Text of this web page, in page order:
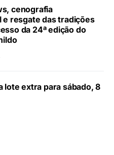
cenografia
e resgate das tradições
da 24ª edição do
lote extra para sábado, 8